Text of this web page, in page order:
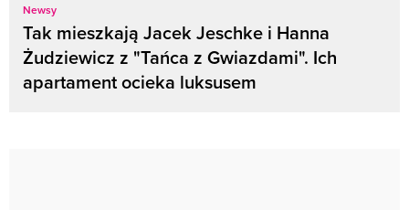
Newsy
Tak mieszkają Jacek Jeschke i Hanna
Żudziewicz z "Tańca z Gwiazdami". Ich
apartament ocieka luksusem